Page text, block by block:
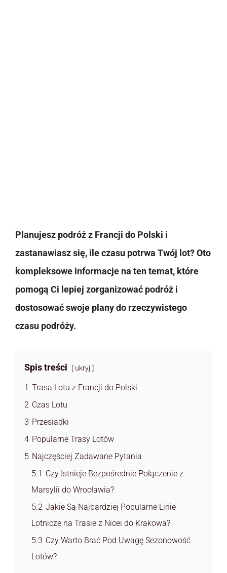
Planujesz podróż z Francji do Polski i
zastanawiasz się, ile czasu potrwa Twój lot? Oto
kompleksowe informacje na ten temat, które
pomogą Ci lepiej zorganizować podróż i
dostosować swoje plany do rzeczywistego
czasu podróży.
Spis treści ukryj
1 Trasa Lotu z Francji do Polski
2 Czas Lotu
3 Przesiadki
4 Popularne Trasy Lotów
5 Najczęściej Zadawane Pytania
5.1 Czy Istnieje Bezpośrednie Połączenie z
Marsylii do Wrocławia?
5.2 Jakie Są Najbardziej Popularne Linie
Lotnicze na Trasie z Nicei do Krakowa?
5.3 Czy Warto Brać Pod Uwagę Sezonowość
Lotów?